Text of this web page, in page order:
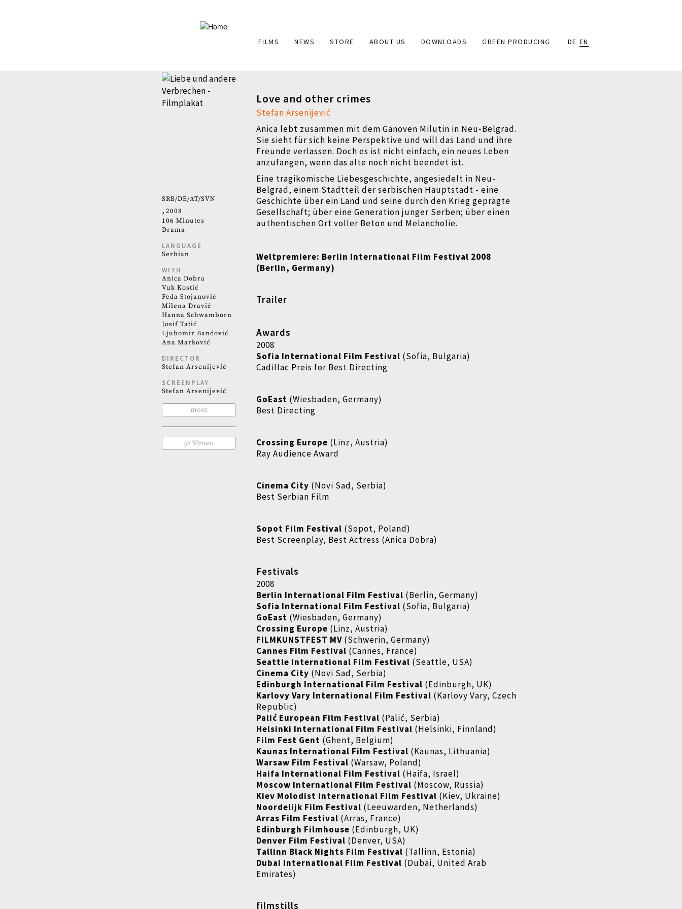
Main
FILMS NEWS STORE ABOUT US DOWNLOADS GREEN PRODUCING DE EN
SRB DE AT SVN
2008
106 Minutes
Drama
LANGUAGE
Serbian
WITH
Anica Dobra
Vuk Kostić
Feđa Stojanović
Milena Dravić
Hanna Schwamborn
Josif Tatić
Ljubomir Bandović
Ana Marković
DIRECTOR
Stefan Arsenijević
SCREENPLAY
Stefan Arsenijević
more
@ Vimeo
Love and other crimes
Stefan Arsenijević
Anica lebt zusammen mit dem Ganoven Milutin in Neu-Belgrad.
Sie sieht für sich keine Perspektive und will das Land und ihre
Freunde verlassen. Doch es ist nicht einfach, ein neues Leben
anzufangen, wenn das alte noch nicht beendet ist.
Eine tragikomische Liebesgeschichte, angesiedelt in Neu-
Belgrad, einem Stadtteil der serbischen Hauptstadt - eine
Geschichte über ein Land und seine durch den Krieg geprägte
Gesellschaft; über eine Generation junger Serben; über einen
authentischen Ort voller Beton und Melancholie.
Weltpremiere: Berlin International Film Festival 2008
(Berlin, Germany)
Trailer
Awards
2008
Sofia International Film Festival (Sofia, Bulgaria)
Cadillac Preis for Best Directing
GoEast (Wiesbaden, Germany)
Best Directing
Crossing Europe (Linz, Austria)
Ray Audience Award
Cinema City (Novi Sad, Serbia)
Best Serbian Film
Sopot Film Festival (Sopot, Poland)
Best Screenplay, Best Actress (Anica Dobra)
Festivals
2008
Berlin International Film Festival (Berlin, Germany)
Sofia International Film Festival (Sofia, Bulgaria)
GoEast (Wiesbaden, Germany)
Crossing Europe (Linz, Austria)
FILMKUNSTFEST MV (Schwerin, Germany)
Cannes Film Festival (Cannes, France)
Seattle International Film Festival (Seattle, USA)
Cinema City (Novi Sad, Serbia)
Edinburgh International Film Festival (Edinburgh, UK)
Karlovy Vary International Film Festival (Karlovy Vary, Czech
Republic)
Palić European Film Festival (Palić, Serbia)
Helsinki International Film Festival (Helsinki, Finnland)
Film Fest Gent (Ghent, Belgium)
Kaunas International Film Festival (Kaunas, Lithuania)
Warsaw Film Festival (Warsaw, Poland)
Haifa International Film Festival (Haifa, Israel)
Moscow International Film Festival (Moscow, Russia)
Kiev Molodist International Film Festival (Kiev, Ukraine)
Noordelijk Film Festival (Leeuwarden, Netherlands)
Arras Film Festival (Arras, France)
Edinburgh Filmhouse (Edinburgh, UK)
Denver Film Festival (Denver, USA)
Tallinn Black Nights Film Festival (Tallinn, Estonia)
Dubai International Film Festival (Dubai, United Arab
Emirates)
filmstills